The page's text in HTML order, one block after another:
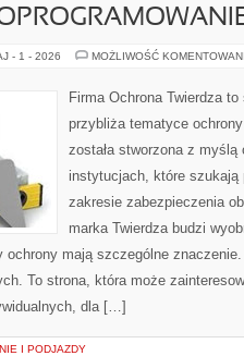
- 1 - 2026 MOŻLIWOŚĆ
Firma Ochrona Twierdza
przybliża tematyce
została stworzona z
instytucjach, które szukają
zakresie zabezpieczenia
marka Twierdza budzi
ochrony mają szczególne
To strona, która może
dla […]
I PODJAZDY